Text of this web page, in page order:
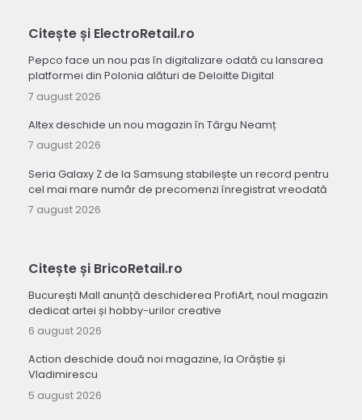
Citește și ElectroRetail.ro
Pepco face un nou pas în digitalizare odată cu lansarea
platformei din Polonia alături de Deloitte Digital
7 august 2026
Altex deschide un nou magazin în Târgu Neamț
7 august 2026
Seria Galaxy Z de la Samsung stabilește un record pentru
cel mai mare număr de precomenzi înregistrat vreodată
7 august 2026
Citește și BricoRetail.ro
București Mall anunță deschiderea ProfiArt, noul magazin
dedicat artei și hobby-urilor creative
6 august 2026
Action deschide două noi magazine, la Orăștie și
Vladimirescu
5 august 2026